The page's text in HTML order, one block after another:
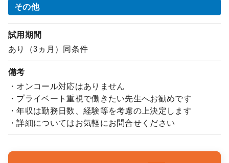
その他
試用期間
あり（3ヵ月）同条件
備考
・オンコール対応はありません
・プライベート重視で働きたい先生へお勧めです
・年収は勤務日数、経験等を考慮の上決定します
・詳細についてはお気軽にお問合せください